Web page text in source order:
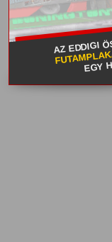
AZ EDDIGI
EGY